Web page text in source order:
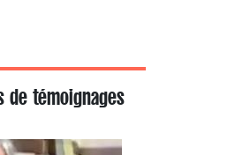
de témoignages